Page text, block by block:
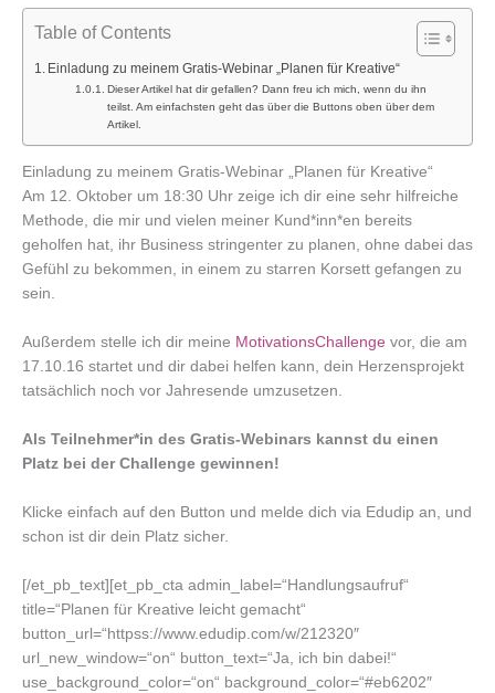
Table of Contents
Einladung zu meinem Gratis-Webinar „Planen für Kreative“
Dieser Artikel hat dir gefallen? Dann freu ich mich, wenn du ihn
teilst. Am einfachsten geht das über die Buttons oben über dem
Artikel.
Einladung zu meinem Gratis-Webinar „Planen für Kreative“
Am 12. Oktober um 18:30 Uhr zeige ich dir eine sehr hilfreiche
Methode, die mir und vielen meiner Kund*inn*en bereits
geholfen hat, ihr Business stringenter zu planen, ohne dabei das
Gefühl zu bekommen, in einem zu starren Korsett gefangen zu
sein.
Außerdem stelle ich dir meine MotivationsChallenge vor, die am
17.10.16 startet und dir dabei helfen kann, dein Herzensprojekt
tatsächlich noch vor Jahresende umzusetzen.
Als Teilnehmer*in des Gratis-Webinars kannst du einen
Platz bei der Challenge gewinnen!
Klicke einfach auf den Button und melde dich via Edudip an, und
schon ist dir dein Platz sicher.
[/et_pb_text][et_pb_cta admin_label=“Handlungsaufruf“
title=“Planen für Kreative leicht gemacht“
button_url=“httpss://www.edudip.com/w/212320″
url_new_window=“on“ button_text=“Ja, ich bin dabei!“
use_background_color=“on“ background_color=“#eb6202″